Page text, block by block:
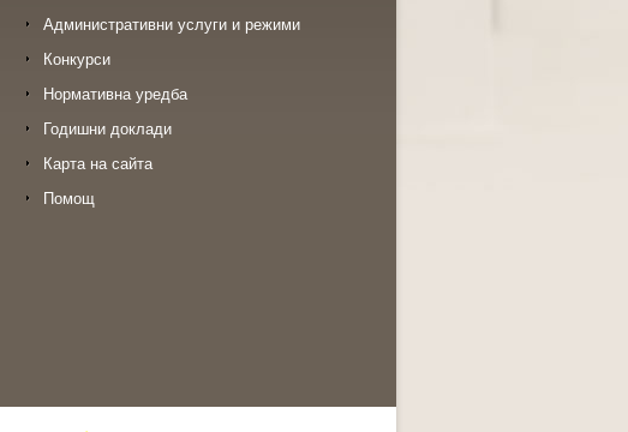
Административни услуги и режими
Конкурси
Нормативна уредба
Годишни доклади
Карта на сайта
Помощ